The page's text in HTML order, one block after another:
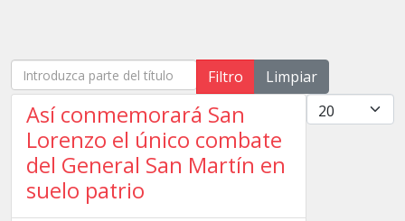
Introduzca parte del título Filtro
Limpiar
Cantidad
Así conmemorará San
Lorenzo el único combate
del General San Martín en
suelo patrio